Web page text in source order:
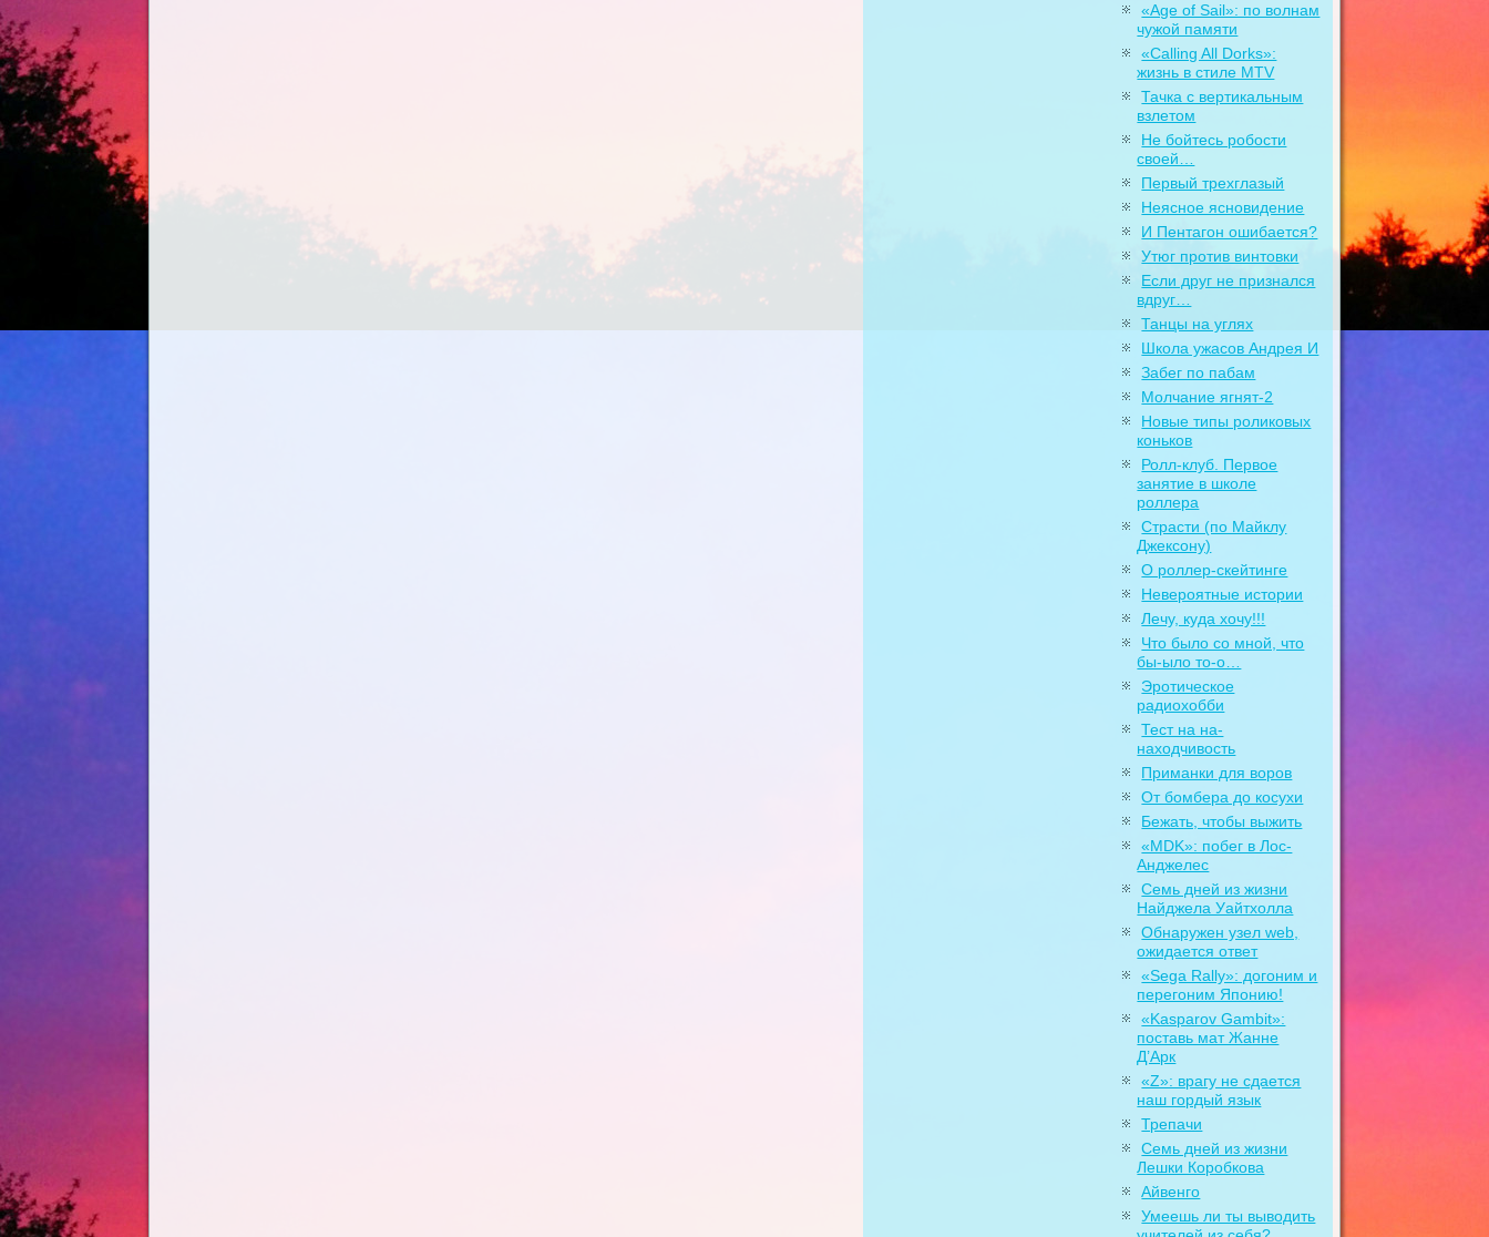
«Age of Sail»: по волнам
чужой памяти
«Calling All Dorks»:
жизнь в стиле MTV
Тачка с вертикальным
взлетом
Не бойтесь робости
своей…
Первый трехглазый
Неясное ясновидение
И Пентагон ошибается?
Утюг против винтовки
Если друг не признался
вдруг…
Танцы на углях
Школа ужасов Андрея И
Забег по пабам
Молчание ягнят-2
Новые типы роликовых
коньков
Ролл-клуб. Первое
занятие в школе
роллера
Страсти (по Майклу
Джексону)
О роллер-скейтинге
Невероятные истории
Лечу, куда хочу!!!
Что было со мной, что
бы-ыло то-о…
Эротическое
радиохобби
Тест на на-
находчивость
Приманки для воров
От бомбера до косухи
Бежать, чтобы выжить
«MDK»: побег в Лос-
Анджелес
Семь дней из жизни
Найджела Уайтхолла
Обнаружен узел web,
ожидается ответ
«Sega Rally»: догоним и
перегоним Японию!
«Kasparov Gambit»:
поставь мат Жанне
Д’Арк
«Z»: врагу не сдается
наш гордый язык
Трепачи
Семь дней из жизни
Лешки Коробкова
Айвенго
Умеешь ли ты выводить